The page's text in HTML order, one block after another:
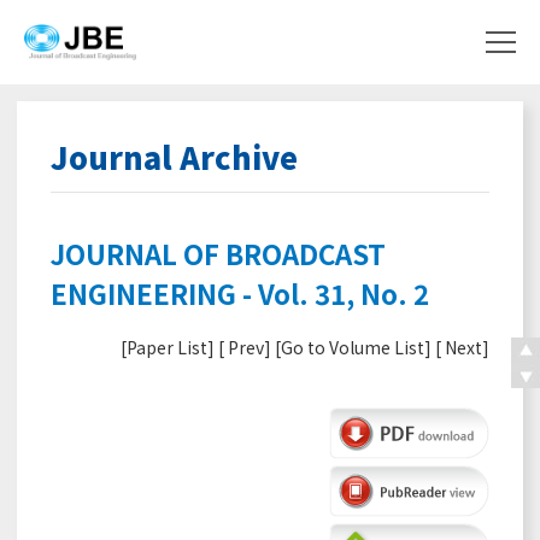
Journal Archive
JOURNAL OF BROADCAST
ENGINEERING - Vol. 31, No. 2
[Paper List] [ Prev] [Go to Volume List] [ Next]